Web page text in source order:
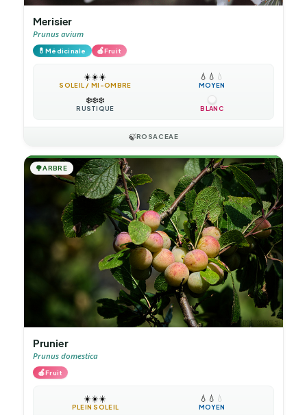
Merisier
Prunus avium
💊Médicinale 🍎Fruit
☀️☀️☀️
SOLEIL / MI-OMBRE
💧 💧 💧
MOYEN
❄️❄️❄️
RUSTIQUE BLANC
🍃ROSACEAE
🌳ARBRE
Prunier
Prunus domestica
🍎Fruit
☀️☀️☀️
PLEIN SOLEIL
💧 💧 💧
MOYEN